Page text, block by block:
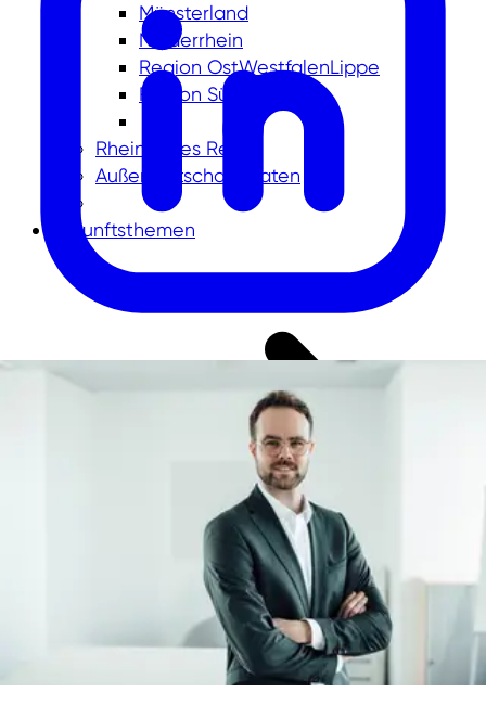
Münsterland
Niederrhein
Region OstWestfalenLippe
Region Südwestfalen
Rheinisches Revier
Außenwirtschaftsdaten
Zukunftsthemen